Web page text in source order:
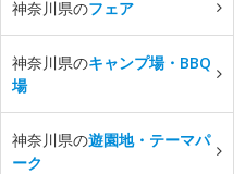
神奈川県のフェア
神奈川県のキャンプ場・BBQ
場
神奈川県の遊園地・テーマパ
ーク